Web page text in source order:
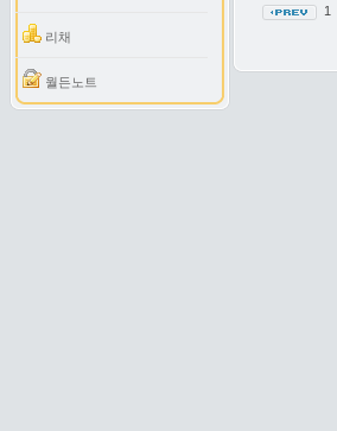
리채
월든노트
1